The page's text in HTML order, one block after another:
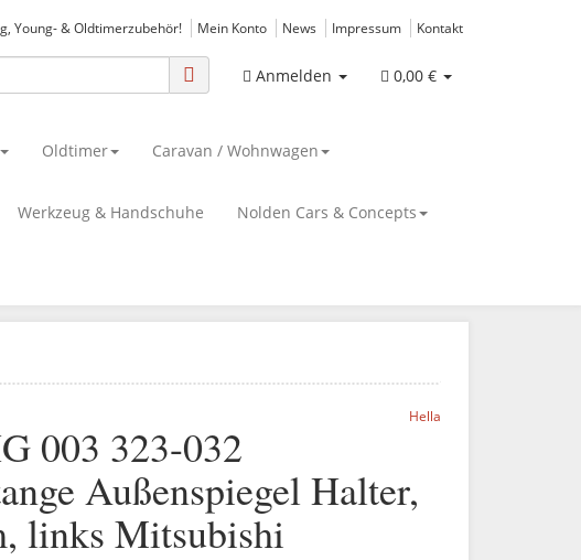
Young- & Oldtimerzubehör! Mein Konto News Impressum Kontakt
Anmelden 0,00 €
Oldtimer Caravan / Wohnwagen
Werkzeug & Handschuhe Nolden Cars & Concepts
Hella
003 323-032
Außenspiegel Halter,
links Mitsubishi